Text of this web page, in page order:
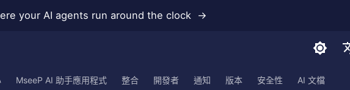
your AI agents run around the clock →
English
MseeP AI 助手應用程式 整合 開發者 通知 版本 安全性 AI 文檔